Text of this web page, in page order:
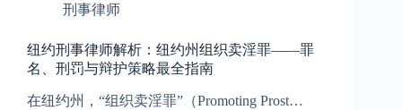
刑事律师
纽约刑事律师解析：纽约州组织卖淫罪——罪
名、刑罚与辩护策略最全指南
在纽约州，“组织卖淫罪”（Promoting Prost…